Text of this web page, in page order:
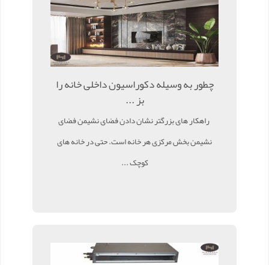
چطور به وسیله دکوراسیون داخلی خانه را
بز ...
راهکار های بزرگتر نشان دادن فضای نشیمن فضای
نشیمن بخش مرکزی هر خانه است. حتی در خانه های
کوچک ...